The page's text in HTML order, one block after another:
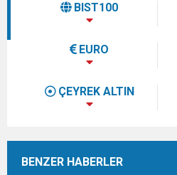
BIST100
EURO
ÇEYREK ALTIN
BENZER HABERLER